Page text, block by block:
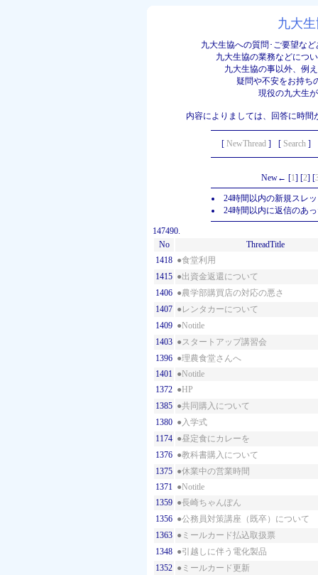
九大
九大生協への質問･ご要望な
九大生協の業務などにつ
九大生協の事以外、例
疑問や不安をお持ち
現役の九大生
内容によりましては、回答に時
[ NewThread] [ Search]
New← [1] [2] [
24時間以内の新規スレ
24時間以内に返信のあ
147490.
No
ThreadTitle
1418 ●食堂利用
1415 ●出資金返還について
1406 ●農学部購買店の対応の悪さ
1407 ● レンタカーについて
1409 ●Notitle
1403 ●スタートアップ講習会
1396 ●理農食堂さんへ
1401 ●Notitle
1372 ●HP
1385 ●共同購入について
1380 ● 入学式
1174 ●昼定食にカレーを
1376 ●教科書購入について
1375 ●休業中の営業時間
1371 ●Notitle
1359 ●長崎ちゃんぽん
1356 ●公務員対策講座（既卒）について
1363 ● ミールカード払込取扱票
1348 ●引越しに伴う電化製品
1352 ● ミールカード更新